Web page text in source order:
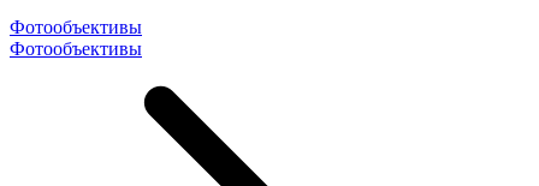
Фотообъективы
Фотообъективы